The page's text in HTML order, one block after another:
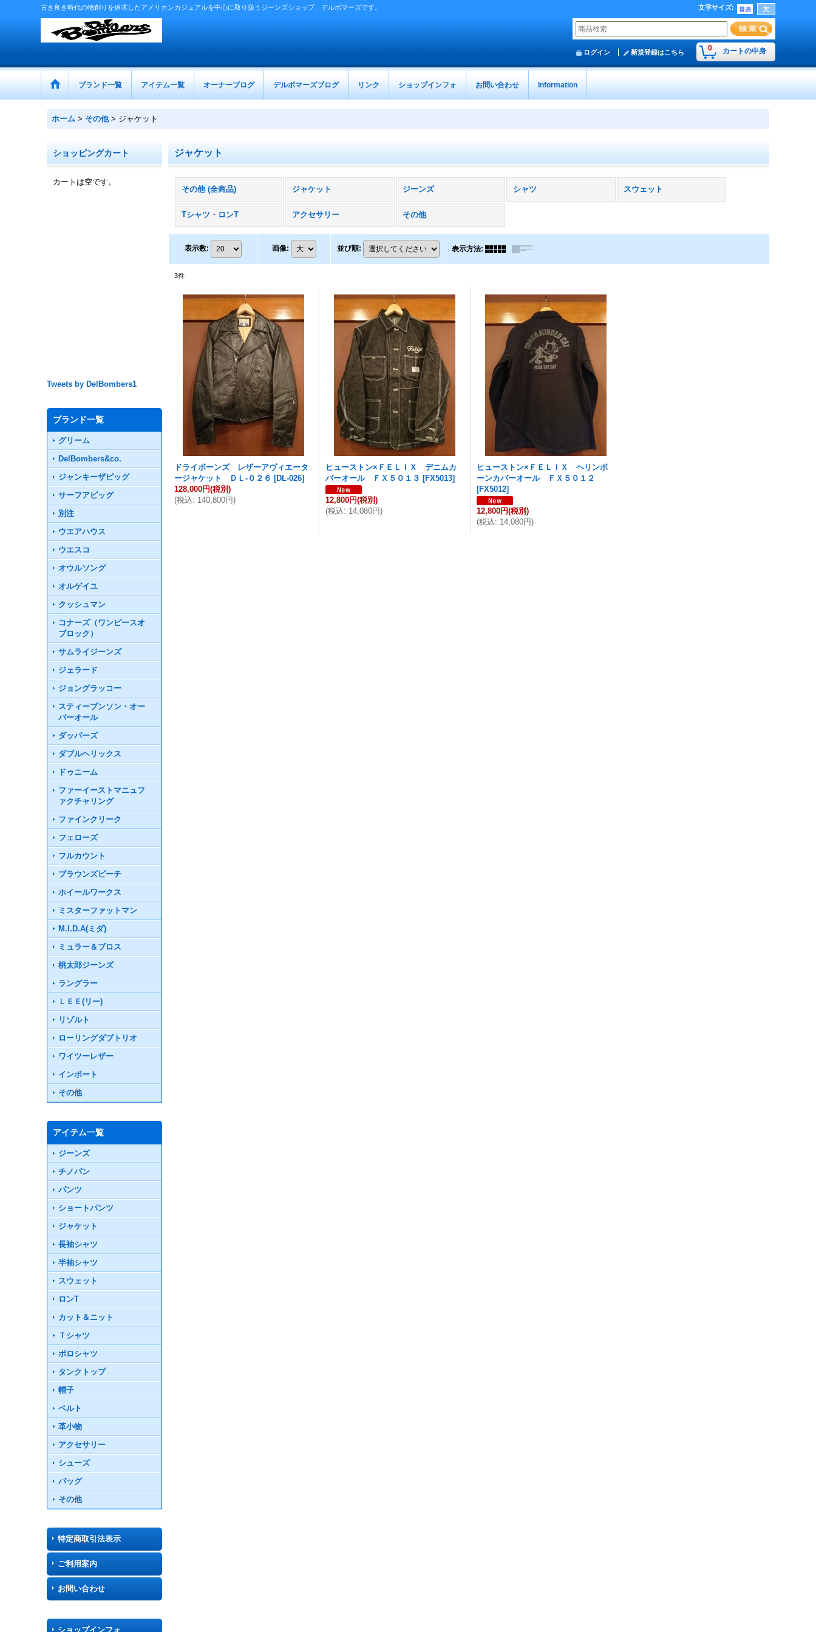
古き良き時代の物創りを追求したアメリカンカジュアルを中心に取り扱うジーンズショップ、デルボマーズです。 文字サイズ:
0 カートの中身
ログイン 新規登録はこちら
ブランド一覧 アイテム一覧 オーナーブログ デルボマーズブログ リンク ショップインフォ お問い合わせ Information
ホーム > その他 > ジャケット
ショッピングカート
カートは空です。
Tweets by DelBombers1
ブランド一覧
グリーム
DelBombers&co.
ジャンキーザピッグ
サーフアピッグ
別注
ウエアハウス
ウエスコ
オウルソング
オルゲイユ
クッシュマン
コナーズ（ワンピースオ
ブロック）
サムライジーンズ
ジェラード
ジョングラッコー
スティーブンソン・オー
バーオール
ダッパーズ
ダブルヘリックス
ドゥニーム
ファーイーストマニュフ
ァクチャリング
ファインクリーク
フェローズ
フルカウント
ブラウンズビーチ
ホイールワークス
ミスターファットマン
M.I.D.A(ミダ)
ミュラー＆ブロス
桃太郎ジーンズ
ラングラー
ＬＥＥ(リー)
リゾルト
ローリングダブトリオ
ワイツーレザー
インポート
その他
アイテム一覧
ジーンズ
チノパン
パンツ
ショートパンツ
ジャケット
長袖シャツ
半袖シャツ
スウェット
ロンT
カット＆ニット
Ｔシャツ
ポロシャツ
タンクトップ
帽子
ベルト
革小物
アクセサリー
シューズ
バッグ
その他
特定商取引法表示
ご利用案内
お問い合わせ
ショップインフォ
ジャケット
その他 (全商品) ジャケット ジーンズ シャツ スウェット
Tシャツ・ロンT アクセサリー その他
表示数: 画像: 並び順: 表示方法:
3件
ドライボーンズ レザーアヴィエータ
ージャケット ＤＬ-０２６ [DL-026]
128,000円(税別)
(税込: 140,800円)
ヒューストン×ＦＥＬＩＸ デニムカ
バーオール ＦＸ５０１３ [FX5013]
12,800円(税別)
(税込: 14,080円)
ヒューストン×ＦＥＬＩＸ ヘリンボ
ーンカバーオール ＦＸ５０１２
[FX5012]
12,800円(税別)
(税込: 14,080円)